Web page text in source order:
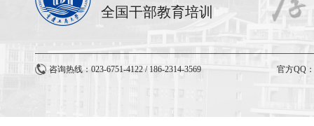
全国干部教育培训
咨询热线：023-6751-4122 / 186-2314-3569 官方QQ